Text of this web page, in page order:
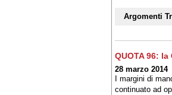
Argomenti
QUOTA 96:
28 marzo 2014
I margini di
continuato ad